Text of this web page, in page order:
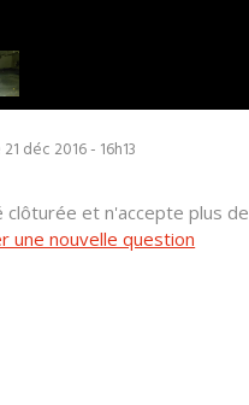
déc 2016 - 16h13
et n'accepte plus de
une nouvelle question